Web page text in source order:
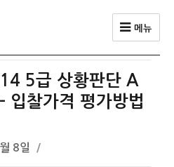
메뉴
5급 상황판단 A
입찰가격 평가방법
8일